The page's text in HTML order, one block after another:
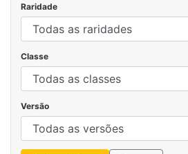
Raridade
Classe
Versão